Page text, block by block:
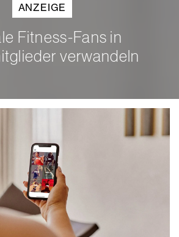
ANZEIGE
Fitness-Fans in
verwandeln